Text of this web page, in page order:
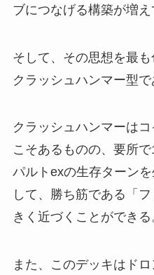
ブにつなげる構築が増え
そして、その思想を最
クラッシュハンマー型で
クラッシュハンマーは
こそあるものの、要所
パルトexの生存ターン
して、勝ち筋である「
きく近づくことができる
また、このデッキはド